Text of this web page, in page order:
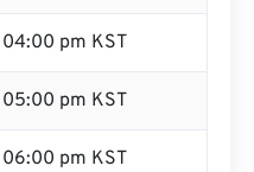
04:00 pm KST
05:00 pm KST
06:00 pm KST